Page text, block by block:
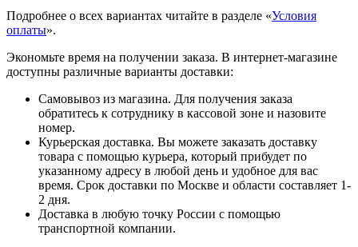
Подробнее о всех вариантах читайте в разделе «Условия
оплаты».
Экономьте время на получении заказа. В интернет-магазине
доступны различные варианты доставки:
Самовывоз из магазина. Для получения заказа
обратитесь к сотруднику в кассовой зоне и назовите
номер.
Курьерская доставка. Вы можете заказать доставку
товара с помощью курьера, который прибудет по
указанному адресу в любой день и удобное для вас
время. Срок доставки по Москве и области составляет 1-
2 дня.
Доставка в любую точку России с помощью
транспортной компании.